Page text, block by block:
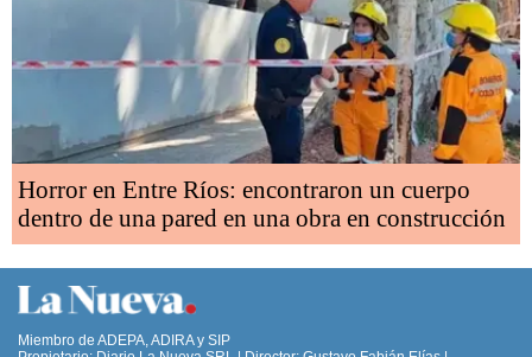
Horror en Entre Ríos: encontraron un cuerpo
dentro de una pared en una obra en construcción
Miembro de ADEPA, ADIRA y SIP